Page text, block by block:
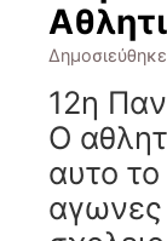
12η
Ο
αυτο
αγωνες